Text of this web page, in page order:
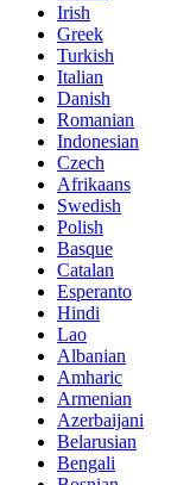
Irish
Greek
Turkish
Italian
Danish
Romanian
Indonesian
Czech
Afrikaans
Swedish
Polish
Basque
Catalan
Esperanto
Hindi
Lao
Albanian
Amharic
Armenian
Azerbaijani
Belarusian
Bengali